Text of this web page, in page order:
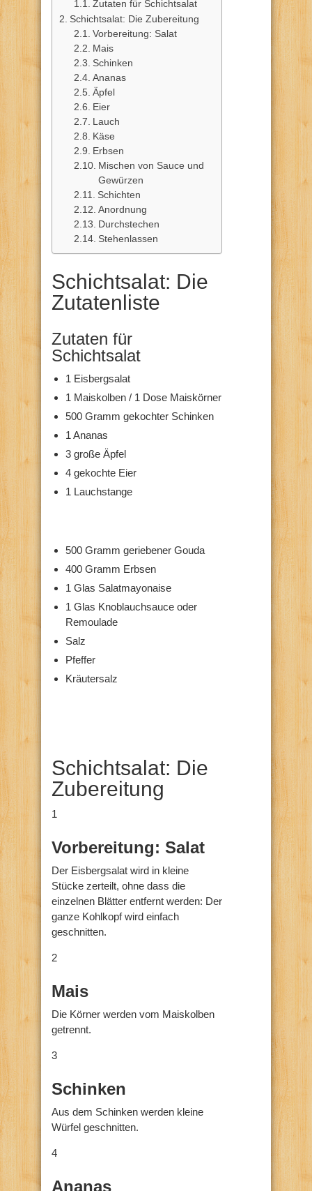
Zutaten für Schichtsalat
Schichtsalat: Die Zubereitung
Vorbereitung: Salat
Mais
Schinken
Ananas
Äpfel
Eier
Lauch
Käse
Erbsen
Mischen von Sauce und
Gewürzen
Schichten
Anordnung
Durchstechen
Stehenlassen
Schichtsalat: Die
Zutatenliste
Zutaten für
Schichtsalat
1 Eisbergsalat
1 Maiskolben / 1 Dose Maiskörner
500 Gramm gekochter Schinken
1 Ananas
3 große Äpfel
4 gekochte Eier
1 Lauchstange
500 Gramm geriebener Gouda
400 Gramm Erbsen
1 Glas Salatmayonaise
1 Glas Knoblauchsauce oder
Remoulade
Salz
Pfeffer
Kräutersalz
Schichtsalat: Die
Zubereitung
1
Vorbereitung: Salat
Der Eisbergsalat wird in kleine
Stücke zerteilt, ohne dass die
einzelnen Blätter entfernt werden: Der
ganze Kohlkopf wird einfach
geschnitten.
2
Mais
Die Körner werden vom Maiskolben
getrennt.
3
Schinken
Aus dem Schinken werden kleine
Würfel geschnitten.
4
Ananas